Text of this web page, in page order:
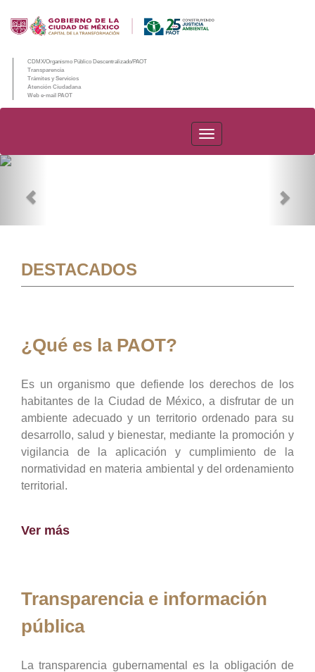
CDMX/Organismo Público Descentralizado/PAOT
Transparencia
Trámites y Servicios
Atención Ciudadana
Web e-mail PAOT
PAOT
DESTACADOS
¿Qué es la PAOT?
Es un organismo que defiende los derechos de los
habitantes de la Ciudad de México, a disfrutar de un
ambiente adecuado y un territorio ordenado para su
desarrollo, salud y bienestar, mediante la promoción y
vigilancia de la aplicación y cumplimiento de la
normatividad en materia ambiental y del ordenamiento
territorial.
Ver más
Transparencia e información
pública
La transparencia gubernamental es la obligación de